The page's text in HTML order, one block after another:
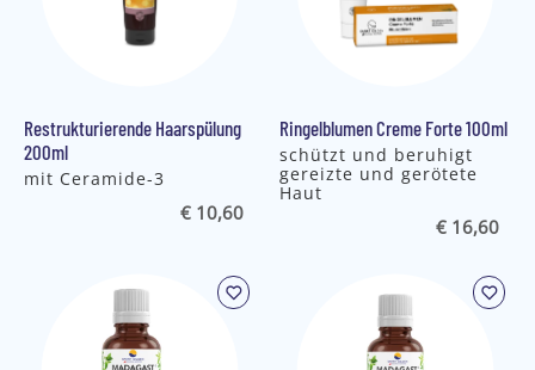
Restrukturierende Haarspülung
200ml
mit Ceramide-3
€ 10,60
Ringelblumen Creme Forte 100ml
schützt und beruhigt
gereizte und gerötete
Haut
€ 16,60